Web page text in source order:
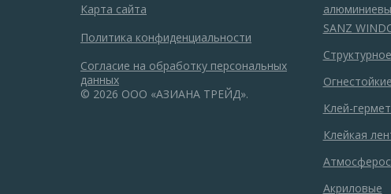
Карта сайта
Политика конфиденциальности
Согласие на обработку персональных
данных
© 2026 ООО «АЗИАНА ТРЕЙД».
SANZ
Огнестойкие
Клей-
Клейкая
Акриловые